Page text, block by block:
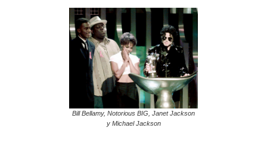
Bill Bellamy, Notorious BIG, Janet Jackson
y Michael Jackson